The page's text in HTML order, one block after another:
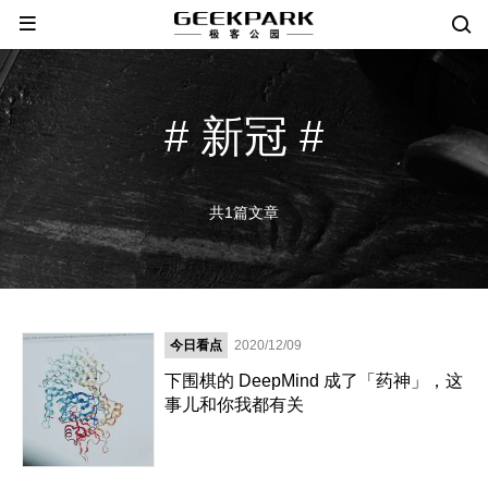
# 新冠 #
共1篇文章
今日看点 2020/12/09
下围棋的 DeepMind 成了「药神」，这
事儿和你我都有关